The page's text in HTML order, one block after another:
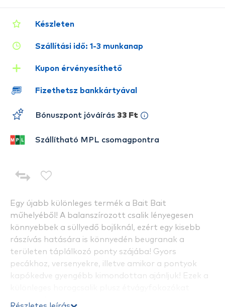
Egy újabb különleges termék a Bait Bait
műhelyéből! A balanszírozott csalik lényegesen
könnyebbek a süllyedő bojliknál, ezért egy kisebb
rászívás hatására is könnyedén beugranak a
területen táplálkozó ponty szájába! Gyors
pecákhoz, versenyekre, illetve amikor a pontyok
kapókedve gyengébb kimondottan ajánljuk! Ezek a
Készleten
Szállítási idő: 1-3 munkanap
Kupon érvényesíthető
Fizethetsz bankkártyával
Bónuszpont jóváírás 33 Ft
Szállítható MPL csomagpontra